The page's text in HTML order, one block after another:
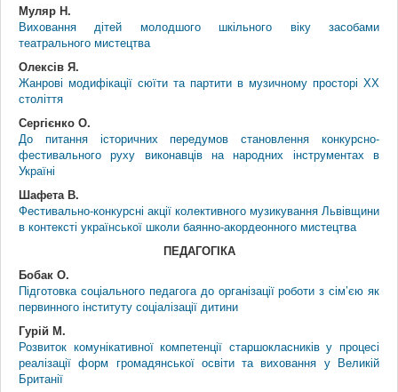
Муляр Н.
Виховання дітей молодшого шкільного віку засобами
театрального мистецтва
Олексів Я.
Жанрові модифікації сюїти та партити в музичному просторі ХХ
століття
Сергієнко О.
До питання історичних передумов становлення конкурсно-
фестивального руху виконавців на народних інструментах в
Україні
Шафета В.
Фестивально-конкурсні акції колективного музикування Львівщини
в контексті української школи баянно-акордеонного мистецтва
ПЕДАГОГІКА
Бобак О.
Підготовка соціального педагога до організації роботи з сім’єю як
первинного інституту соціалізації дитини
Гурій М.
Розвиток комунікативної компетенції старшокласників у процесі
реалізації форм громадянської освіти та виховання у Великій
Британії